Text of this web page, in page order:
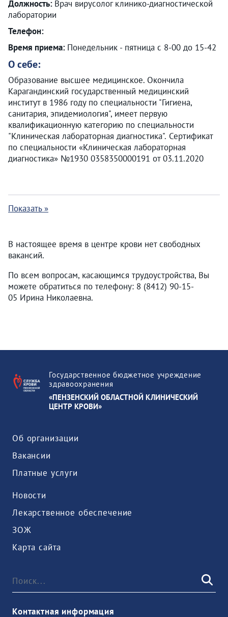
Должность: Врач вирусолог клинико-диагностической
лаборатории
Телефон:
Время приема: Понедельник - пятница с 8-00 до 15-42
О себе:
Образование высшее медицинское. Окончила
Карагандинский государственный медицинский
институт в 1986 году по специальности "Гигиена,
санитария, эпидемиология", имеет первую
квалификационную категорию по специальности
"Клиническая лабораторная диагностика". Сертификат
по специальности «Клиническая лабораторная
диагностика» №1930 0358350000191 от 03.11.2020
Показать »
В настоящее время в центре крови нет свободных
вакансий.
По всем вопросам, касающимся трудоустройства, Вы
можете обратиться по телефону: 8 (8412) 90-15-
05 Ирина Николаевна.
Государственное бюджетное учреждение
здравоохранения
«ПЕНЗЕНСКИЙ ОБЛАСТНОЙ КЛИНИЧЕСКИЙ
ЦЕНТР КРОВИ»
Об организации
Вакансии
Платные услуги
Новости
Лекарственное обеспечение
ЗОЖ
Карта сайта
Контактная информация